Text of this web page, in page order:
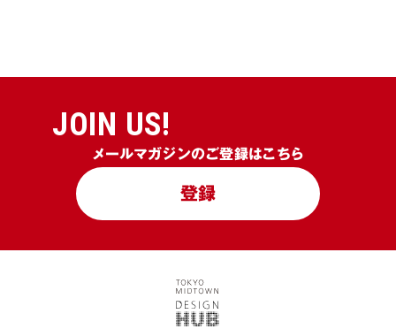
JOIN US!
メールマガジンのご登録はこちら
登録